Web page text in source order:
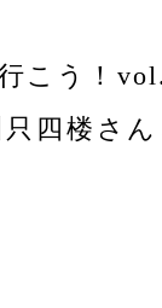
う！
四楼さ